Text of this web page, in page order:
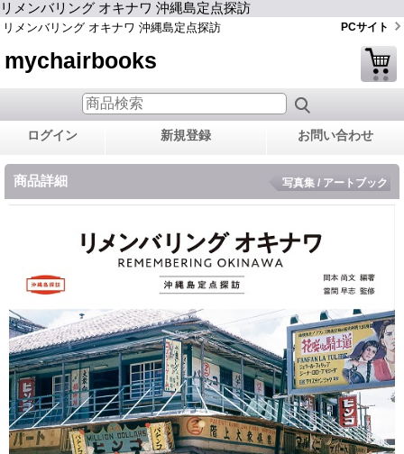
リメンバリング オキナワ 沖縄島定点探訪
リメンバリング オキナワ 沖縄島定点探訪 PCサイト
mychairbooks
ログイン 新規登録 お問い合わせ
商品詳細 写真集 / アートブック